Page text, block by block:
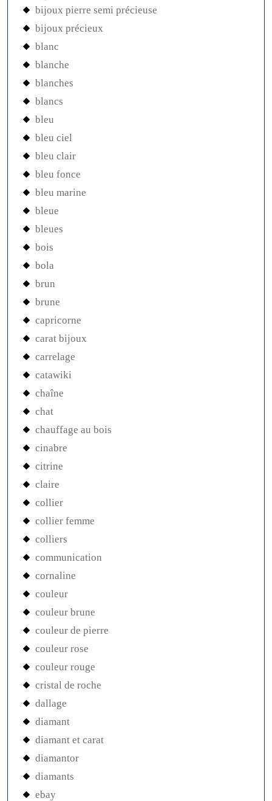
bijoux pierre semi précieuse
bijoux précieux
blanc
blanche
blanches
blancs
bleu
bleu ciel
bleu clair
bleu fonce
bleu marine
bleue
bleues
bois
bola
brun
brune
capricorne
carat bijoux
carrelage
catawiki
chaîne
chat
chauffage au bois
cinabre
citrine
claire
collier
collier femme
colliers
communication
cornaline
couleur
couleur brune
couleur de pierre
couleur rose
couleur rouge
cristal de roche
dallage
diamant
diamant et carat
diamantor
diamants
ebay